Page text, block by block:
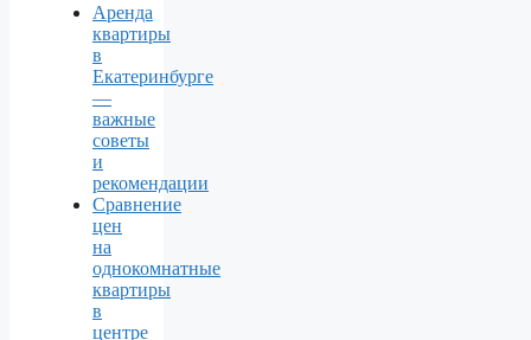
Аренда
квартиры
в
Екатеринбурге
—
важные
советы
и
рекомендации
Сравнение
цен
на
однокомнатные
квартиры
в
центре